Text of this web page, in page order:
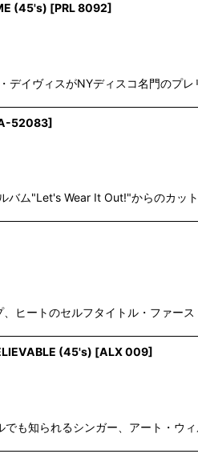
絞り込
(45's) [PRL 8092]
デイヴィスがNYディスコ名門の
52083]
バム"Let's Wear It Out!"からのカ
ヒートのセルフタイトル・ファー
(45's) [ALX 009]
も知られるシンガー、アート・